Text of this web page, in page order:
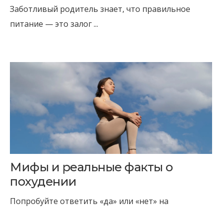
Заботливый родитель знает, что правильное
питание — это залог ...
Мифы и реальные факты о
похудении
Попробуйте ответить «да» или «нет» на